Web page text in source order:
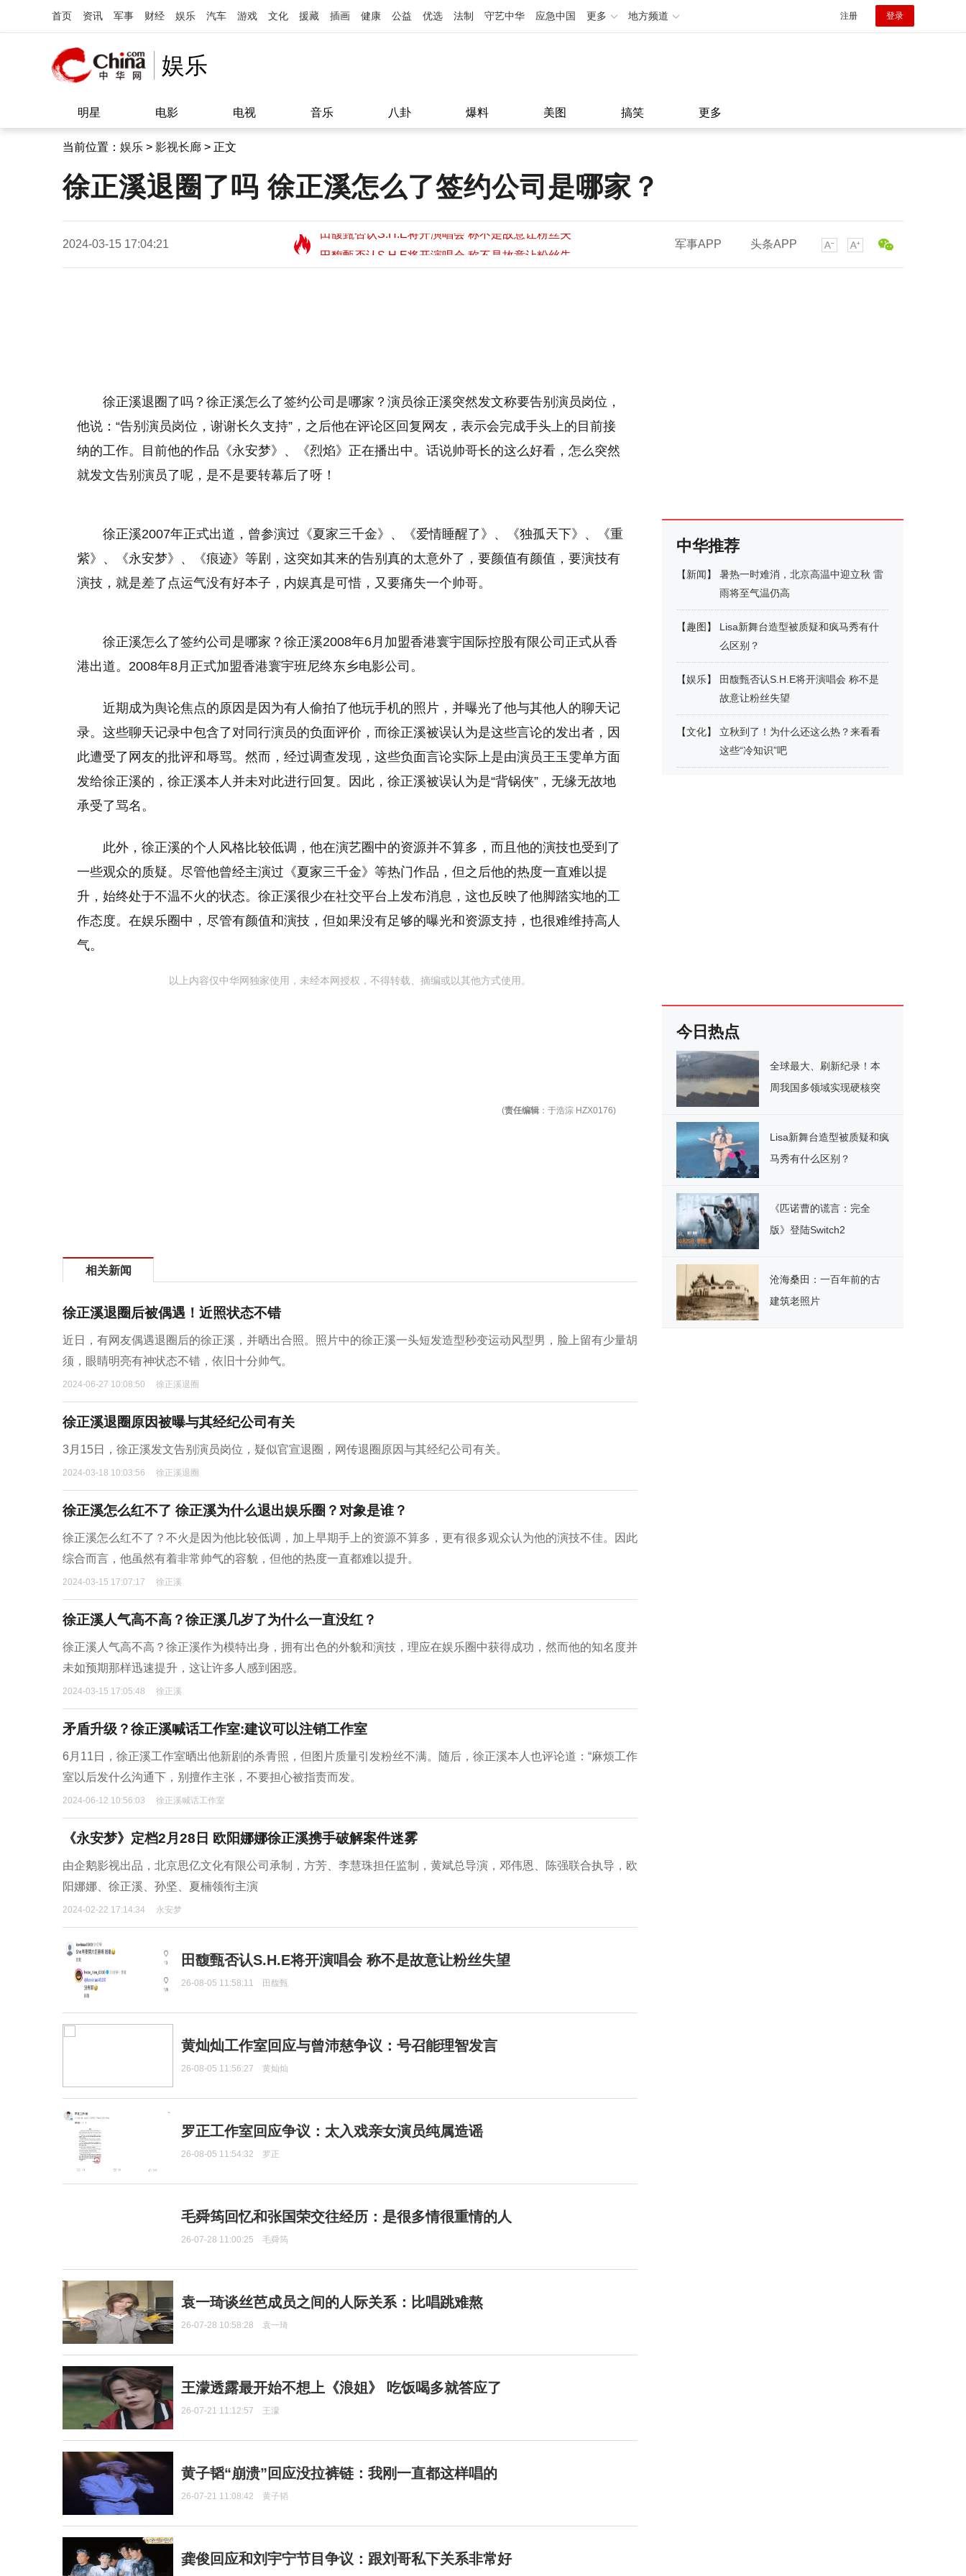
首页 资讯 军事 财经 娱乐 汽车 游戏 文化 援藏 插画 健康 公益 优选 法制 守艺中华 应急中国 更多 地方频道 注册 登录
娱乐
明星 电影 电视 音乐 八卦 爆料 美图 搞笑 更多
当前位置： 娱乐 > 影视长廊 > 正文
徐正溪退圈了吗 徐正溪怎么了签约公司是哪家？
2024-03-15 17:04:21
田馥甄否认S.H.E将开演唱会 称不是故意让粉丝失
望11:08
田馥甄否认S.H.E将开演唱会 称不是故意让粉丝失
军事APP 头条APP
徐正溪退圈了吗？徐正溪怎么了签约公司是哪家？演员徐正溪突然发文称要告别演员岗位，
他说：“告别演员岗位，谢谢长久支持”，之后他在评论区回复网友，表示会完成手头上的目前接
纳的工作。目前他的作品《永安梦》、《烈焰》正在播出中。话说帅哥长的这么好看，怎么突然
就发文告别演员了呢，是不是要转幕后了呀！
徐正溪2007年正式出道，曾参演过《夏家三千金》、《爱情睡醒了》、《独孤天下》、《重
紫》、《永安梦》、《痕迹》等剧，这突如其来的告别真的太意外了，要颜值有颜值，要演技有
演技，就是差了点运气没有好本子，内娱真是可惜，又要痛失一个帅哥。
徐正溪怎么了签约公司是哪家？徐正溪2008年6月加盟香港寰宇国际控股有限公司正式从香
港出道。2008年8月正式加盟香港寰宇班尼终东乡电影公司。
近期成为舆论焦点的原因是因为有人偷拍了他玩手机的照片，并曝光了他与其他人的聊天记
录。这些聊天记录中包含了对同行演员的负面评价，而徐正溪被误认为是这些言论的发出者，因
此遭受了网友的批评和辱骂。然而，经过调查发现，这些负面言论实际上是由演员王玉雯单方面
发给徐正溪的，徐正溪本人并未对此进行回复。因此，徐正溪被误认为是“背锅侠”，无缘无故地
承受了骂名。
此外，徐正溪的个人风格比较低调，他在演艺圈中的资源并不算多，而且他的演技也受到了
一些观众的质疑。尽管他曾经主演过《夏家三千金》等热门作品，但之后他的热度一直难以提
升，始终处于不温不火的状态。徐正溪很少在社交平台上发布消息，这也反映了他脚踏实地的工
作态度。在娱乐圈中，尽管有颜值和演技，但如果没有足够的曝光和资源支持，也很难维持高人
气。
以上内容仅中华网独家使用，未经本网授权，不得转载、摘编或以其他方式使用。
(责任编辑 ：于浩淙 HZX0176)
相关新闻
徐正溪退圈后被偶遇！近照状态不错
近日，有网友偶遇退圈后的徐正溪，并晒出合照。照片中的徐正溪一头短发造型秒变运动风型男，脸上留有少量胡
须，眼睛明亮有神状态不错，依旧十分帅气。
2024-06-27 10:08:50 徐正溪退圈
徐正溪退圈原因被曝与其经纪公司有关
3月15日，徐正溪发文告别演员岗位，疑似官宣退圈，网传退圈原因与其经纪公司有关。
2024-03-18 10:03:56 徐正溪退圈
徐正溪怎么红不了 徐正溪为什么退出娱乐圈？对象是谁？
徐正溪怎么红不了？不火是因为他比较低调，加上早期手上的资源不算多，更有很多观众认为他的演技不佳。因此
综合而言，他虽然有着非常帅气的容貌，但他的热度一直都难以提升。
2024-03-15 17:07:17 徐正溪
徐正溪人气高不高？徐正溪几岁了为什么一直没红？
徐正溪人气高不高？徐正溪作为模特出身，拥有出色的外貌和演技，理应在娱乐圈中获得成功，然而他的知名度并
未如预期那样迅速提升，这让许多人感到困惑。
2024-03-15 17:05:48 徐正溪
矛盾升级？徐正溪喊话工作室:建议可以注销工作室
6月11日，徐正溪工作室晒出他新剧的杀青照，但图片质量引发粉丝不满。随后，徐正溪本人也评论道：“麻烦工作
室以后发什么沟通下，别擅作主张，不要担心被指责而发。
2024-06-12 10:56:03 徐正溪喊话工作室
《永安梦》定档2月28日 欧阳娜娜徐正溪携手破解案件迷雾
由企鹅影视出品，北京思亿文化有限公司承制，方芳、李慧珠担任监制，黄斌总导演，邓伟恩、陈强联合执导，欧
阳娜娜、徐正溪、孙坚、夏楠领衔主演
2024-02-22 17:14:34 永安梦
田馥甄否认S.H.E将开演唱会 称不是故意让粉丝失望
26-08-05 11:58:11 田馥甄
黄灿灿工作室回应与曾沛慈争议：号召能理智发言
26-08-05 11:56:27 黄灿灿
罗正工作室回应争议：太入戏亲女演员纯属造谣
26-08-05 11:54:32 罗正
毛舜筠回忆和张国荣交往经历：是很多情很重情的人
26-07-28 11:00:25 毛舜筠
袁一琦谈丝芭成员之间的人际关系：比唱跳难熬
26-07-28 10:58:28 袁一琦
王濛透露最开始不想上《浪姐》 吃饭喝多就答应了
26-07-21 11:12:57 王濛
黄子韬“崩溃”回应没拉裤链：我刚一直都这样唱的
26-07-21 11:08:42 黄子韬
龚俊回应和刘宇宁节目争议：跟刘哥私下关系非常好
中华推荐
【新闻】
暑热一时难消，北京高温中迎立秋 雷
雨将至气温仍高
【趣图 】
Lisa新舞台造型被质疑和疯马秀有什
么区别？
【娱乐】
田馥甄否认S.H.E将开演唱会 称不是
故意让粉丝失望
【文化】
立秋到了！为什么还这么热？来看看
这些“冷知识”吧
今日热点
全球最大、刷新纪录！本
周我国多领域实现硬核突
Lisa新舞台造型被质疑和疯
马秀有什么区别？
《匹诺曹的谎言：完全
版》登陆Switch2
沧海桑田：一百年前的古
建筑老照片